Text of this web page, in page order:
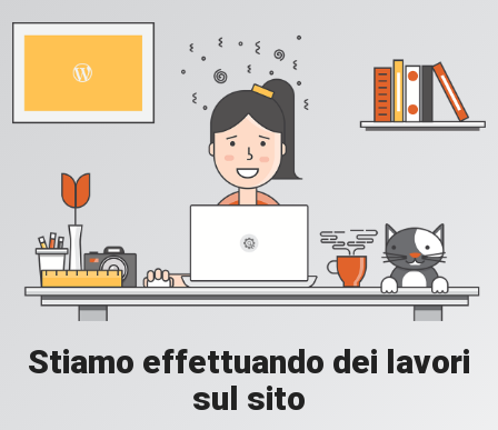
Stiamo effettuando dei lavori
sul sito